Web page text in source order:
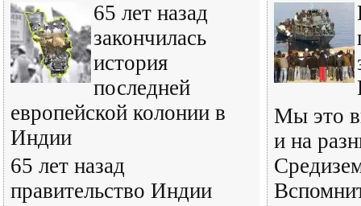
65 лет назад
закончилась
история
последней
европейской колонии в
Индии
65 лет назад
правительство Индии
Мы это
и на